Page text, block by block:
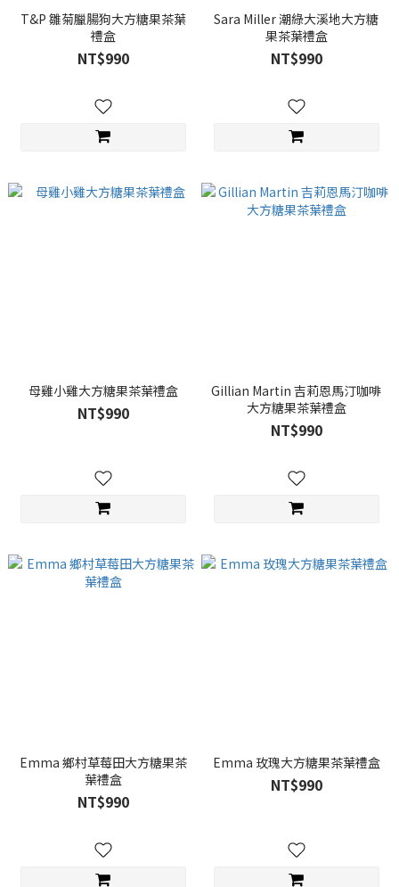
T&P 雛菊臘腸狗大方糖果茶葉
禮盒
NT$990
Sara Miller 潮綠大溪地大方糖
果茶葉禮盒
NT$990
母雞小雞大方糖果茶葉禮盒
NT$990
Gillian Martin 吉莉恩馬汀咖啡
大方糖果茶葉禮盒
NT$990
Emma 鄉村草莓田大方糖果茶
葉禮盒
NT$990
Emma 玫瑰大方糖果茶葉禮盒
NT$990